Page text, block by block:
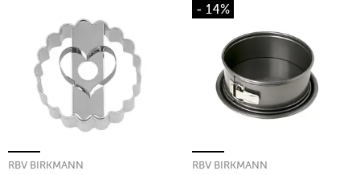
RBV BIRKMANN
- 14%
RBV BIRKMANN